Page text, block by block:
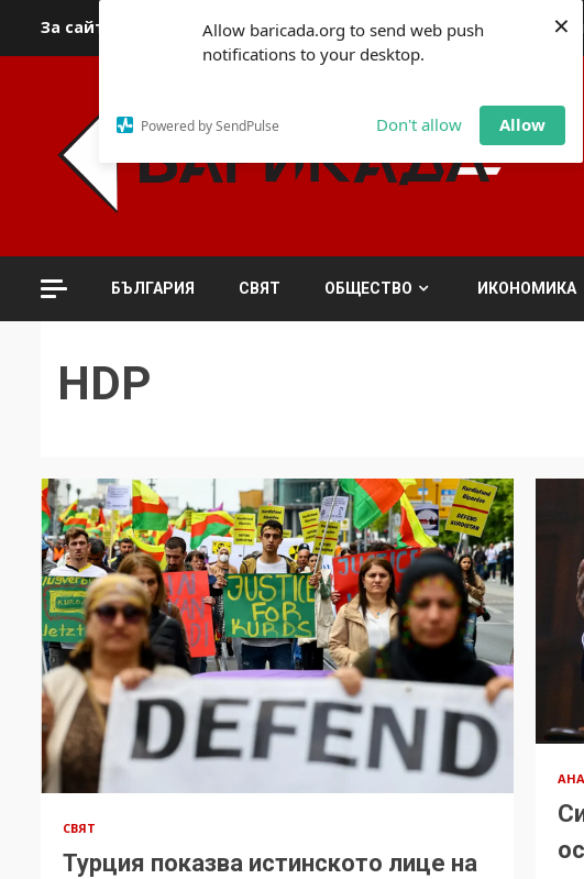
Allow baricada.org to send web push
notifications to your desktop.
Powered by SendPulse Don't allow Allow
×
За сайта За контакти За реклама Политика
БЪЛГАРИЯ СВЯТ ОБЩЕСТВО ИКОНОМИКА
HDP
СВЯТ
Турция показва истинското лице на